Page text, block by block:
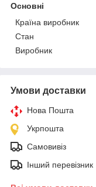
Основні
Країна виробник
Стан
Виробник
Умови доставки
Нова Пошта
Укрпошта
Самовивіз
Інший перевізник